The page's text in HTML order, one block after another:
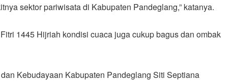
sektor pariwisata di Kabupaten Pandeglang,” katanya.
1445 Hijriah kondisi cuaca juga cukup bagus dan ombak
Kebudayaan Kabupaten Pandeglang Siti Septiana